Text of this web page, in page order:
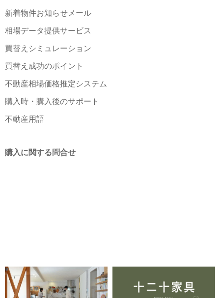
新着物件お知らせメール
相場データ提供サービス
買替えシミュレーション
買替え成功のポイント
不動産相場価格推定システム
購入時・購入後のサポート
不動産用語
購入に関する問合せ